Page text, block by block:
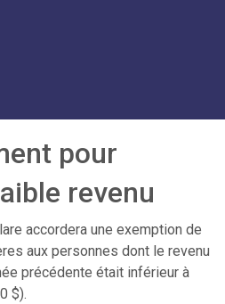
pour
revenu
accordera une exemption de
aux personnes dont le revenu
précédente était inférieur à
$).